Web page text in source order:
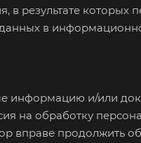
результате
в
информацию и/или
на обработку
продолжить